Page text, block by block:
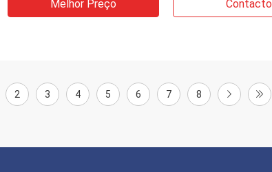
Melhor Preço Contacto
2 3 4 5 6 7 8